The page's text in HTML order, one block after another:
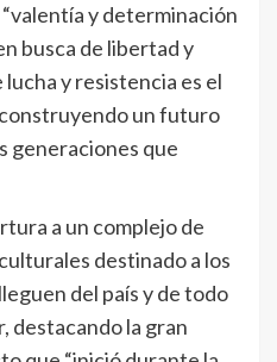
y determinación
busca de libertad y
lucha y resistencia es el
un futuro
generaciones que
a un complejo de
destinado a los
del país y de todo
destacando la gran